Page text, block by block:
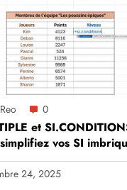
0
et
vos SI
24, 2025